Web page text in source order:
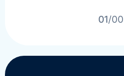
01/00